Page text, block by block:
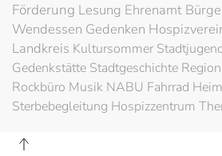
Förderung Lesung Ehrenamt
Wendessen Gedenken
Landkreis Kultursommer
Gedenkstätte Stadtgeschichte
Rockbüro Musik NABU Fahrrad
Sterbebegleitung Hospizzentrum